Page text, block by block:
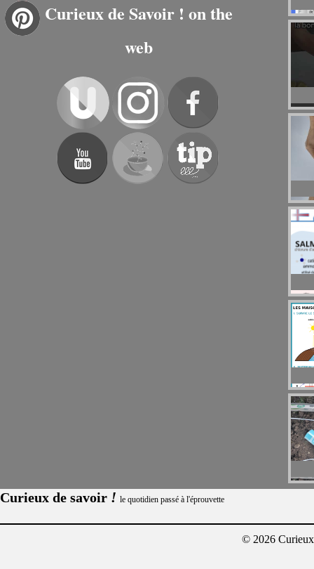
Curieux de Savoir ! on the
web
Curieux de savoir ! le quotidien passé à l'éprouvette
© 2026